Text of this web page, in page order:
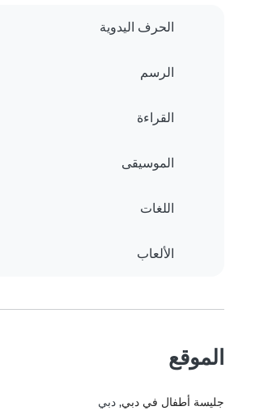
الحرف اليدوية
الرسم
القراءة
الموسيقى
اللغات
الألعاب
الموقع
جليسة أطفال في دبي, دبي